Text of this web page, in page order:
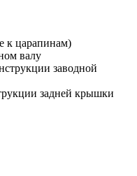
к царапинам)
валу
заводной
задней крышки